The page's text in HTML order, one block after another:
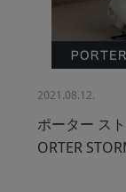
2021.08.12.
ポーター ス
ORTER